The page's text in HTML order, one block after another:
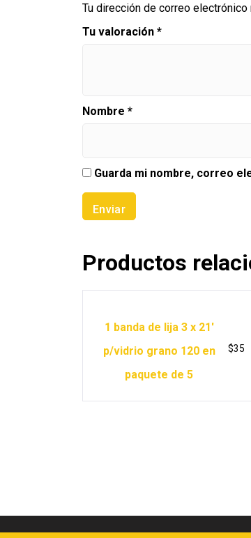
Tu dirección de correo electrónico
Tu valoración *
Nombre *
Guarda mi nombre, correo
Productos
1 banda de lija 3 x 21′
p/vidrio grano 120 en
paquete de 5
$35